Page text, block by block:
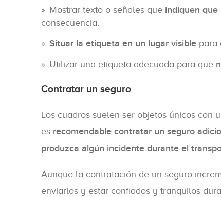
Mostrar texto o señales que indiquen
consecuencia.
Situar la etiqueta en un lugar visible para
Utilizar una etiqueta adecuada para que
Contratar un seguro
Los cuadros suelen ser objetos únicos con
es recomendable contratar un seguro
produzca algún incidente durante el
Aunque la contratación de un seguro
enviarlos y estar confiados y tranquilos